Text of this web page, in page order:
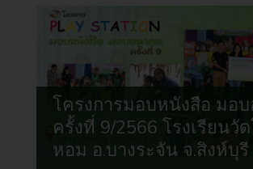
โครงการมอบหนังสือ มอ
ครั้งที่ 9/2566 โรงเรียนวั
หอม อ.บางระจัน จ.สิงห์บุรี